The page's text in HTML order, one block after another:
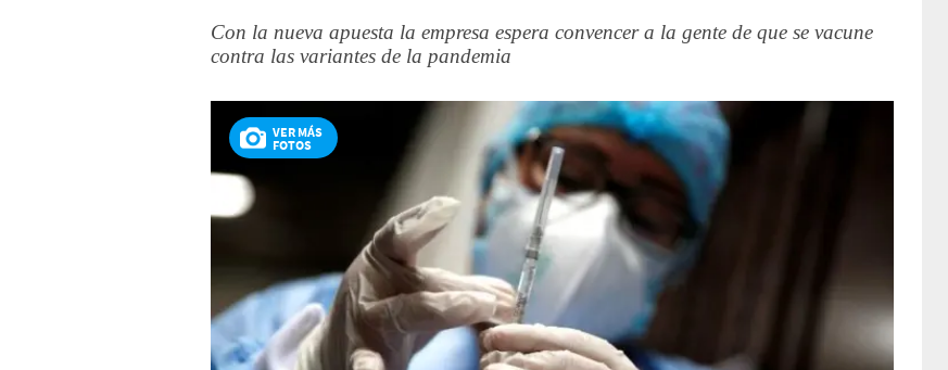
Con la nueva apuesta la empresa espera convencer a la gente de que se vacune
contra las variantes de la pandemia
VER MÁS
FOTOS